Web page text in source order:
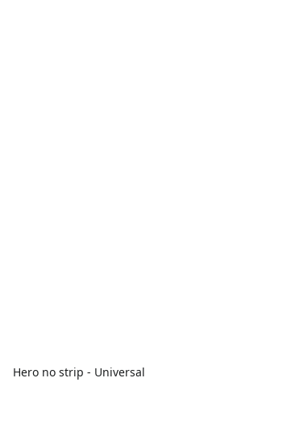
Hero no strip - Universal